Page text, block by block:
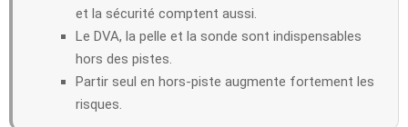
et la sécurité comptent aussi.
Le DVA, la pelle et la sonde sont indispensables
hors des pistes.
Partir seul en hors-piste augmente fortement les
risques.